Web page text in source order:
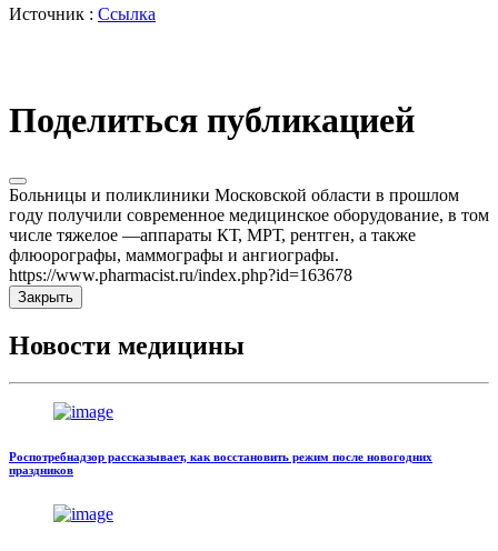
Источник : Ссылка
Поделиться публикацией
Больницы и поликлиники Московской области в прошлом
году получили современное медицинское оборудование, в том
числе тяжелое —аппараты КТ, МРТ, рентген, а также
флюорографы, маммографы и ангиографы.
https://www.pharmacist.ru/index.php?id=163678
Закрыть
Новости медицины
Роспотребнадзор рассказывает, как восстановить режим после новогодних
праздников